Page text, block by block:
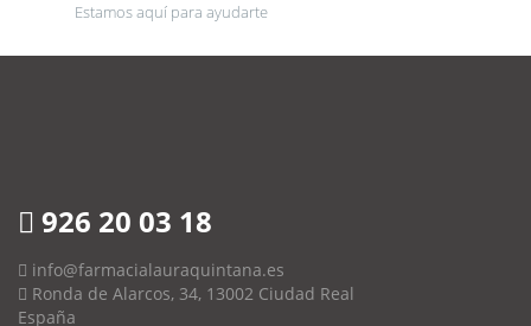
Estamos aquí para ayudarte
926 20 03 18
info@farmacialauraquintana.es
Ronda de Alarcos, 34, 13002 Ciudad Real
España